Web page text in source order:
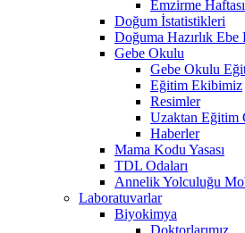
Emzirme
Doğum İstatistikleri
Doğuma Hazırlık
Gebe Okulu
Gebe Okulu
Eğitim Ekibimiz
Resimler
Uzaktan Eğitim
Haberler
Mama Kodu Yasası
TDL Odaları
Annelik Yolculuğu
Laboratuvarlar
Biyokimya
Doktorlarımız